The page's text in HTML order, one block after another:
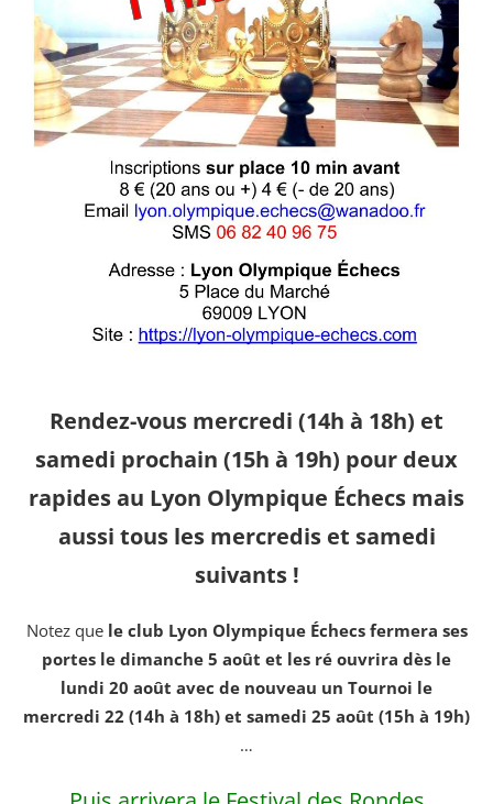
Rendez-vous mercredi (14h à 18h) et
samedi prochain (15h à 19h) pour deux
rapides au Lyon Olympique Échecs mais
aussi tous les mercredis et samedi
suivants !
Notez que le club Lyon Olympique Échecs fermera ses
portes le dimanche 5 août et les ré ouvrira dès le
lundi 20 août avec de nouveau un Tournoi le
mercredi 22 (14h à 18h) et samedi 25 août (15h à 19h)
…